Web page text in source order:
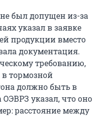
был допущен из-за
указал в заявке
продукции вместо
документация.
требованию,
в тормозной
должно быть в
ОЭВРЗ указал, что оно
расстояние между